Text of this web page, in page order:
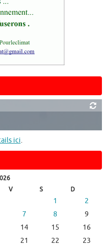
ici.
V S D
1
2
7 8
9
14 15
16
21 22
23